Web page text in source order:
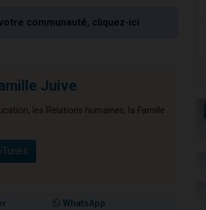
communauté, cliquez-ici
Juive
les Relations humaines, la Famille
WhatsApp